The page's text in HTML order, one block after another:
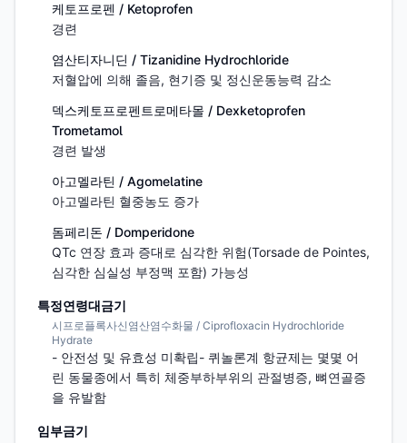
케토프로펜 / Ketoprofen
경련
염산티자니딘 / Tizanidine Hydrochloride
저혈압에 의해 졸음, 현기증 및 정신운동능력 감소
덱스케토프로펜트로메타몰 / Dexketoprofen
Trometamol
경련 발생
아고멜라틴 / Agomelatine
아고멜라틴 혈중농도 증가
돔페리돈 / Domperidone
QTc 연장 효과 증대로 심각한 위험(Torsade de Pointes,
심각한 심실성 부정맥 포함) 가능성
특정연령대금기
시프로플록사신염산염수화물 / Ciprofloxacin Hydrochloride
Hydrate
- 안전성 및 유효성 미확립- 퀴놀론계 항균제는 몇몇 어
린 동물종에서 특히 체중부하부위의 관절병증, 뼈연골증
을 유발함
임부금기